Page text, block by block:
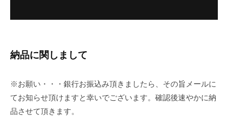
納品に関しまして
※お願い・・・銀行お振込み頂きましたら、その旨メールに
てお知らせ頂けますと幸いでございます。確認後速やかに納
品させて頂きます。